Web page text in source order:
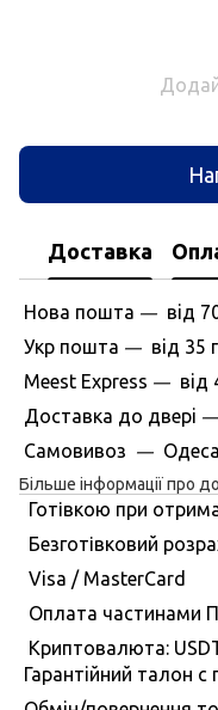
Доставка
Нова пошта — вiд
Укр пошта — вiд 35
Meest Express — вiд
Доставка до дверi —
Самовивоз
—
Більше інформації про
Готівкою при
Безготівковий
Visa / MasterCard
Оплата частинами
Криптовалюта:
Гарантiйний талон